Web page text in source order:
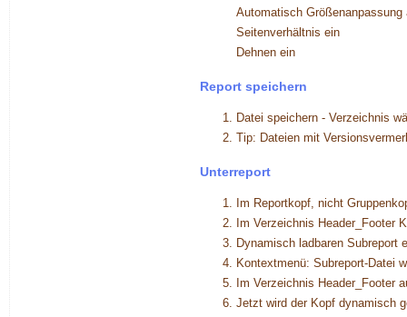
Automatisch Größenanpassung
Seitenverhältnis ein
Dehnen ein
Report speichern
Datei speichern - Verzeichnis
Tip: Dateien mit
Unterreport
Im Reportkopf, nicht
Im Verzeichnis Header_Footer
Dynamisch ladbaren Subreport
Kontextmenü: Subreport-Datei
Im Verzeichnis Header_Footer
Jetzt wird der Kopf dynamisch